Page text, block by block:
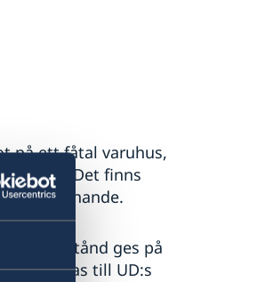
på ett fåtal varuhus,
i städer. Det finns
eller liknande.
bistånd ges på
hänvisas till UD:s